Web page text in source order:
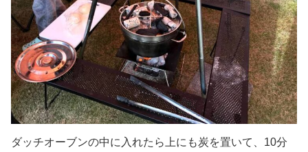
ダッチオーブンの中に入れたら上にも炭を置いて、10分